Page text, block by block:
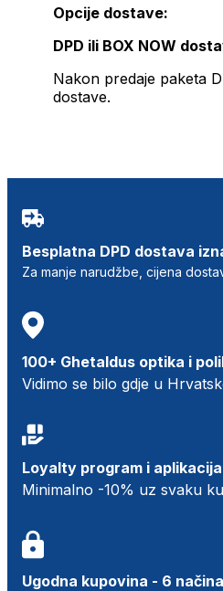
Opcije dostave:
DPD ili BOX NOW
Nakon predaje paketa
dostave.
Besplatna DPD dostava
Za manje narudžbe, cijena
100+ Ghetaldus optika i
Vidimo se bilo gdje u
Loyalty program i aplikacija
Minimalno -10% uz svaku
Ugodna kupovina - 6